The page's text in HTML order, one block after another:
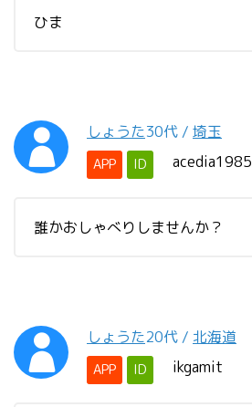
ひま
しょうた30代 / 埼玉
APP ID acedia1985
誰かおしゃべりしませんか？
しょうた20代 / 北海道
APP ID ikgamit